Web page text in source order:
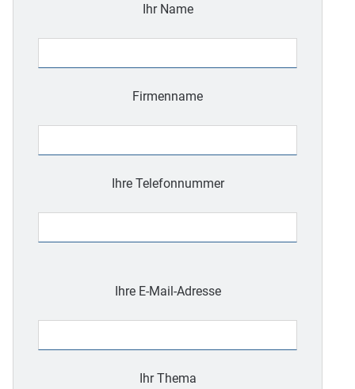
Ihr Name
Firmenname
Ihre Telefonnummer
leer.
Ihre E-Mail-Adresse
Ihr Thema